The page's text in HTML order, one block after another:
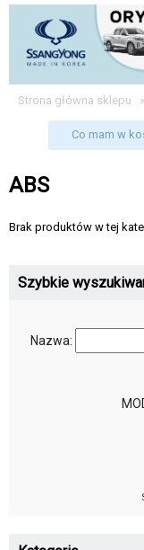
Strona główna sklepu
Co mam w
ABS
Brak produktów w tej
Szybkie
Nazwa: